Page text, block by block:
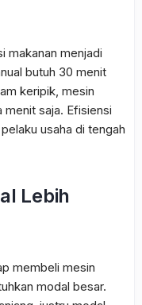
makanan menjadi
butuh 30 menit
keripik, mesin
saja. Efisiensi
usaha di tengah
Lebih
membeli mesin
modal besar.